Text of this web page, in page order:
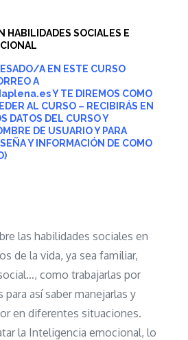
HABILIDADES SOCIALES E
A EN ESTE CURSO
A
Y TE DIREMOS COMO
AL CURSO – RECIBIRÁS EN
DATOS DEL CURSO Y
DE USUARIOY PARA
Y INFORMACIÓN DE COMO
las habilidades sociales en
de la vida, ya sea familiar,
como trabajarlas por
así saber manejarlas y
en diferentes situaciones.
la Inteligencia emocional, lo